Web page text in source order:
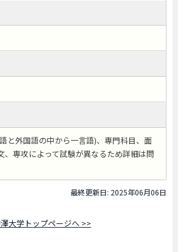
と外国語の中から一言語)、専門科目、面
、専攻によって試験が異なるため詳細は問
最終更新日: 2025年06月06日
大学トップページへ >>